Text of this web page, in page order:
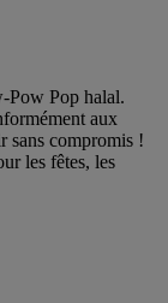
Pow Pop halal.
aux
sans compromis !
les fêtes, les